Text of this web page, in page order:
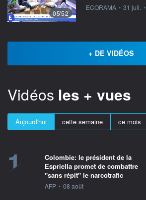
05'52
information fournie par
ECORAMA • 31 juil. •
+ DE VIDÉOS
Vidéos les + vues
Aujourd'hui cette semaine ce mois
1
Colombie: le président de la
Espriella promet de combattre
"sans répit" le narcotrafic
information fournie par
AFP • 08 août